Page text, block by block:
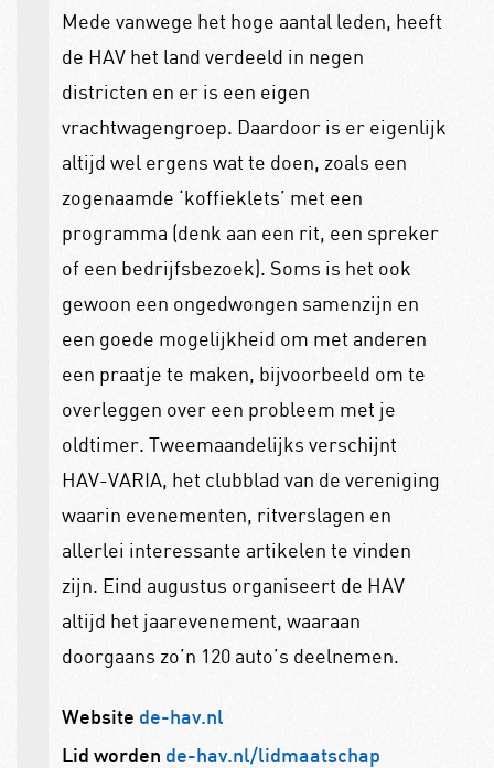
Mede vanwege het hoge aantal leden, heeft
de HAV het land verdeeld in negen
districten en er is een eigen
vrachtwagengroep. Daardoor is er eigenlijk
altijd wel ergens wat te doen, zoals een
zogenaamde ‘koffieklets’ met een
programma (denk aan een rit, een spreker
of een bedrijfsbezoek). Soms is het ook
gewoon een ongedwongen samenzijn en
een goede mogelijkheid om met anderen
een praatje te maken, bijvoorbeeld om te
overleggen over een probleem met je
oldtimer. Tweemaandelijks verschijnt
HAV-VARIA, het clubblad van de vereniging
waarin evenementen, ritverslagen en
allerlei interessante artikelen te vinden
zijn. Eind augustus organiseert de HAV
altijd het jaarevenement, waaraan
doorgaans zo’n 120 auto’s deelnemen.
Website de-hav.nl
Lid worden de-hav.nl/lidmaatschap